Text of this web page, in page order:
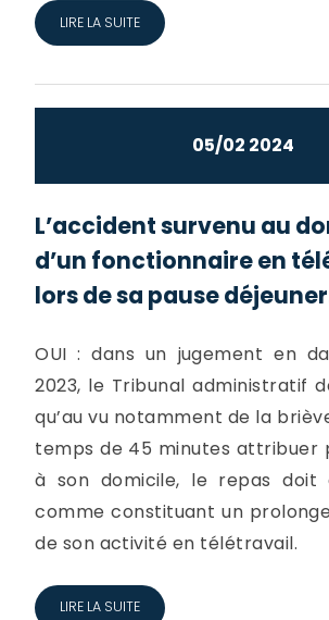
LIRE LA SUITE
05/02 2024
L’accident survenu au
d’un fonctionnaire en
lors de sa pause
OUI : dans un jugement en
2023, le Tribunal administratif
qu’au vu notamment de la
temps de 45 minutes attribuer
à son domicile, le repas doit
comme constituant un
de son activité en télétravail.
LIRE LA SUITE